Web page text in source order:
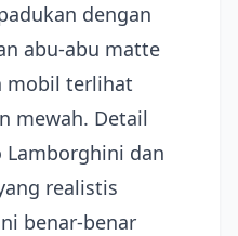
dengan
abu-abu matte
mobil terlihat
mewah. Detail
dan
realistis
benar-benar